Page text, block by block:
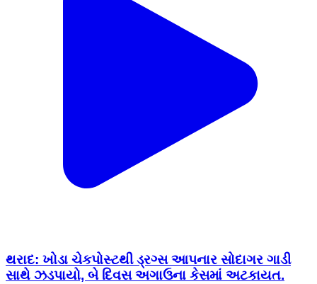
થરાદ: ખોડા ચેકપોસ્ટથી ડ્રગ્સ આપનાર સોદાગર ગાડી
સાથે ઝડપાયો, બે દિવસ અગાઉના કેસમાં અટકાયત.